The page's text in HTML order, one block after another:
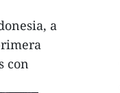
a
con